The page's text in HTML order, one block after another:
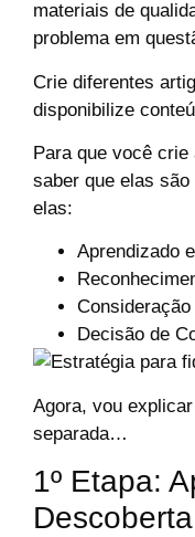
materiais de
problema em
Crie diferentes
disponibilize
Para que você
saber que elas
elas:
Aprendizado
Decisão de
Agora, vou
separada…
1º Etapa:
Descoberta